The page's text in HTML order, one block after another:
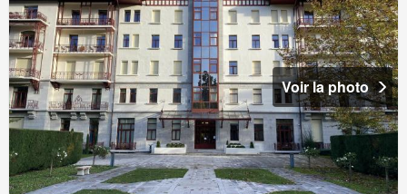
Voir la photo